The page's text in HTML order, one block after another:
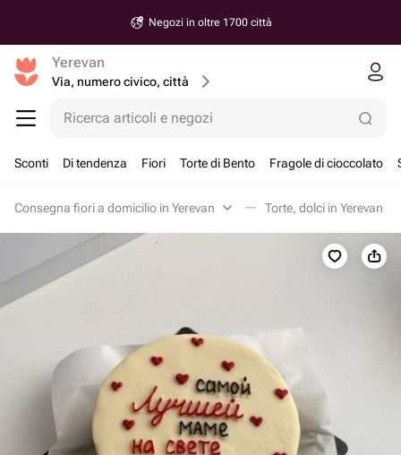
Negozi in oltre 1700 città
Yerevan
Via, numero civico, città
Ricerca articoli e negozi
Sconti Di tendenza Fiori Torte di Bento Fragole di cioccolato
Consegna fiori a domicilio in Yerevan Torte, dolci in Yerevan